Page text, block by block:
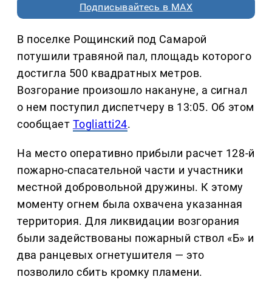
Подписывайтесь в MAX
В поселке Рощинский под Самарой
потушили травяной пал, площадь которого
достигла 500 квадратных метров.
Возгорание произошло накануне, а сигнал
о нем поступил диспетчеру в 13:05. Об этом
сообщает Togliatti24.
На место оперативно прибыли расчет 128-й
пожарно-спасательной части и участники
местной добровольной дружины. К этому
моменту огнем была охвачена указанная
территория. Для ликвидации возгорания
были задействованы пожарный ствол «Б» и
два ранцевых огнетушителя — это
позволило сбить кромку пламени.